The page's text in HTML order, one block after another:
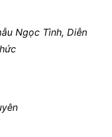
Ngọc Tình, Diễn